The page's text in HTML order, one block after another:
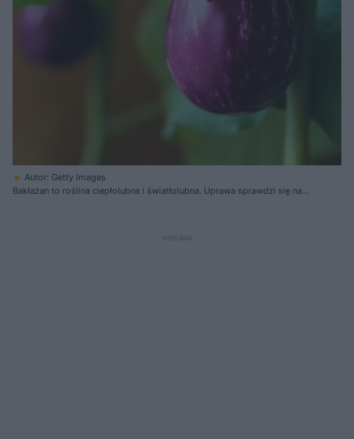
Autor: Getty Images
Bakłażan to roślina ciepłolubna i światłolubna. Uprawa sprawdzi się na